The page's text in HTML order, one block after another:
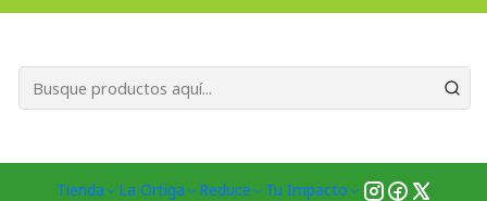
Tienda La Ortiga Reduce Tu Impacto
Inicio Ubicación Emprendedores Región de La Araucanía Lautaro